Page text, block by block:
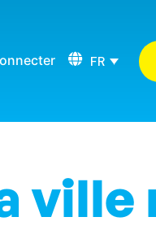
FR
ville